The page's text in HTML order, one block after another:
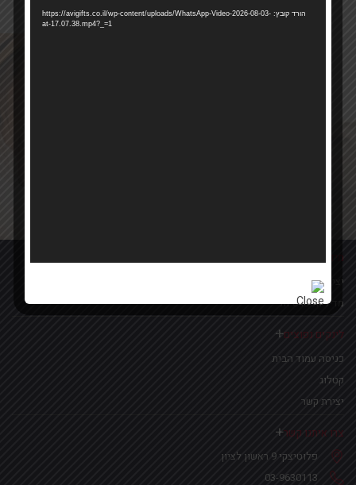
מידע נוסף
יצירת קשר
מדיניות פרטיות
לינקים נפוצים
כניסה עמוד הבית
קטלוג
יצירת קשר
צרו איתנו קשר
פלוטיצקי 9 ראשון לציון
03-9630113
הורד קובץ: https://avigifts.co.il/wp-content/uploads/WhatsApp-Video-2026-08-03-
at-17.07.38.mp4?_=1